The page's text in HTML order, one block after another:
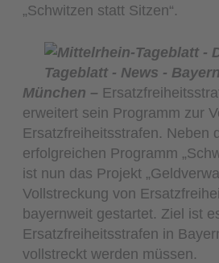
„Schwitzen statt Sitzen“.
München –
erweitert sein Programm zur
Ersatzfreiheitsstrafen. Neben
erfolgreichen Programm
ist nun das Projekt
Vollstreckung von
bayernweit gestartet. Ziel ist
Ersatzfreiheitsstrafen in
vollstreckt werden müssen.